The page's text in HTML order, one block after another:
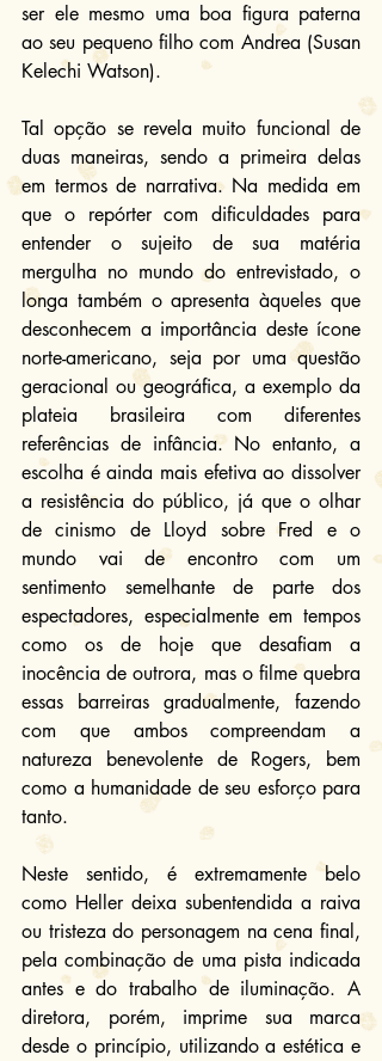
ser ele mesmo uma boa figura paterna
ao seu pequeno filho com Andrea (Susan
Kelechi Watson).
Tal opção se revela muito funcional de
duas maneiras, sendo a primeira delas
em termos de narrativa. Na medida em
que o repórter com dificuldades para
entender o sujeito de sua matéria
mergulha no mundo do entrevistado, o
longa também o apresenta àqueles que
desconhecem a importância deste ícone
norte-americano, seja por uma questão
geracional ou geográfica, a exemplo da
plateia brasileira com diferentes
referências de infância. No entanto, a
escolha é ainda mais efetiva ao dissolver
a resistência do público, já que o olhar
de cinismo de Lloyd sobre Fred e o
mundo vai de encontro com um
sentimento semelhante de parte dos
espectadores, especialmente em tempos
como os de hoje que desafiam a
inocência de outrora, mas o filme quebra
essas barreiras gradualmente, fazendo
com que ambos compreendam a
natureza benevolente de Rogers, bem
como a humanidade de seu esforço para
tanto.
Neste sentido, é extremamente belo
como Heller deixa subentendida a raiva
ou tristeza do personagem na cena final,
pela combinação de uma pista indicada
antes e do trabalho de iluminação. A
diretora, porém, imprime sua marca
desde o princípio, utilizando a estética e